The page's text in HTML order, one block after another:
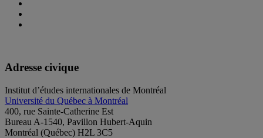
Adresse civique
Institut d’études internationales de Montréal
Université du Québec à Montréal
400, rue Sainte-Catherine Est
Bureau A-1540, Pavillon Hubert-Aquin
Montréal (Québec) H2L 3C5